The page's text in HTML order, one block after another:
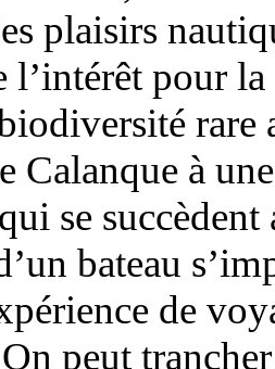
plaisirs
l’intérêt pour
Calanque à
se
bateau
de
peut